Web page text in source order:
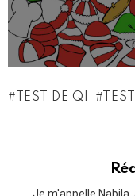
TEST DE QI
Je m'appelle